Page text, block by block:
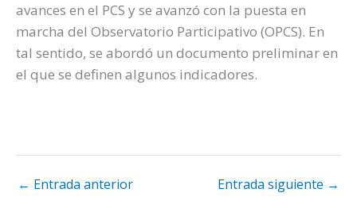
avances en el PCS y se avanzó con la puesta en
marcha del Observatorio Participativo (OPCS). En
tal sentido, se abordó un documento preliminar en
el que se definen algunos indicadores.
← Entrada anterior Entrada siguiente →